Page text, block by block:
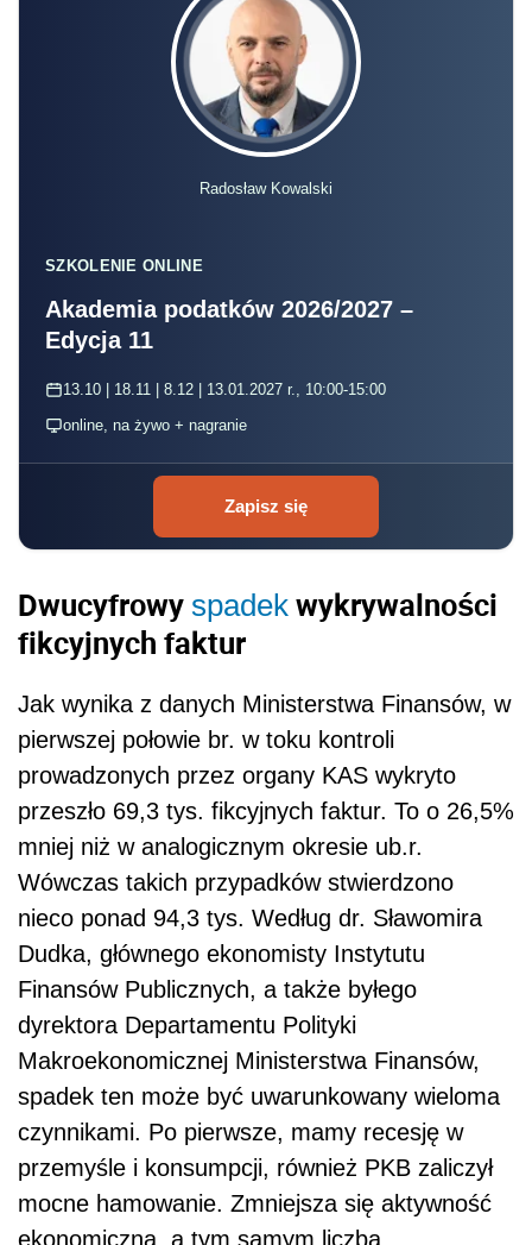
Radosław Kowalski
SZKOLENIE ONLINE
Akademia podatków 2026/2027 –
Edycja 11
13.10 | 18.11 | 8.12 | 13.01.2027 r., 10:00-15:00
online, na żywo + nagranie
Zapisz się
Dwucyfrowy spadek wykrywalności
fikcyjnych faktur
Jak wynika z danych Ministerstwa Finansów, w
pierwszej połowie br. w toku kontroli
prowadzonych przez organy KAS wykryto
przeszło 69,3 tys. fikcyjnych faktur. To o 26,5%
mniej niż w analogicznym okresie ub.r.
Wówczas takich przypadków stwierdzono
nieco ponad 94,3 tys. Według dr. Sławomira
Dudka, głównego ekonomisty Instytutu
Finansów Publicznych, a także byłego
dyrektora Departamentu Polityki
Makroekonomicznej Ministerstwa Finansów,
spadek ten może być uwarunkowany wieloma
czynnikami. Po pierwsze, mamy recesję w
przemyśle i konsumpcji, również PKB zaliczył
mocne hamowanie. Zmniejsza się aktywność
ekonomiczna, a tym samym liczba